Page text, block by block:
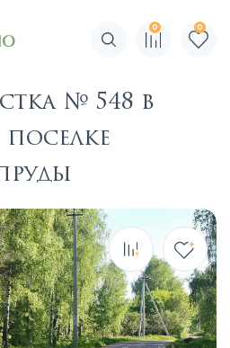
Поиск по сайту
0 0
№ 548 в